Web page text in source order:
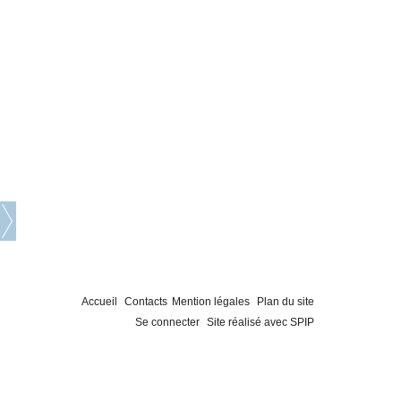
Accueil Contacts Mention légales
Plan du site
Se connecter Site réalisé avec SPIP